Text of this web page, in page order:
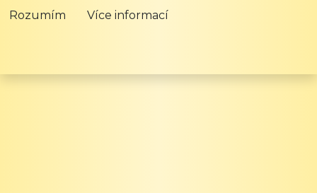
Rozumím Více informací